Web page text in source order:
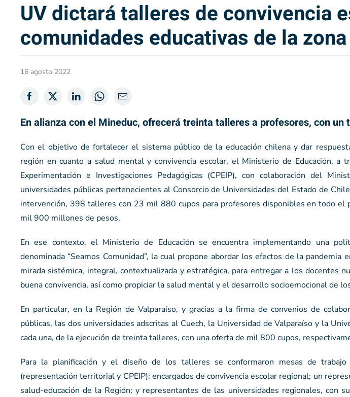
UV dictará talleres de convivencia
comunidades educativas de la zona
16 agosto 2022
En alianza con el Mineduc, ofrecerá treinta talleres a profesores, con un
Con el objetivo de fortalecer el sistema público de la educación chilena y dar
región en cuanto a salud mental y convivencia escolar, el Ministerio de Educación, a
Experimentación e Investigaciones Pedagógicas (CPEIP), con colaboración del
universidades públicas pertenecientes al Consorcio de Universidades del Estado de
intervención, 398 talleres con 23 mil 880 cupos para profesores disponibles en todo el
mil 900 millones de pesos.
En ese contexto, el Ministerio de Educación se encuentra implementando una
denominada “Seamos Comunidad”, la cual propone abordar los efectos de la pandemia
mirada sistémica, integral, contextualizada y estratégica, para entregar a los docentes
buena convivencia, así como propiciar la salud mental y el desarrollo socioemocional de
En particular, en la Región de Valparaíso, y gracias a la firma de convenios de
públicas, las dos universidades adscritas al Cuech, la Universidad de Valparaíso y la
cada una, de la ejecución de treinta talleres, con una oferta de mil 800 cupos,
Para la planificación y el diseño de los talleres se conformaron mesas de trabajo
(representación territorial y CPEIP); encargados de convivencia escolar regional; un
salud-educación de la Región; y representantes de las universidades regionales, con